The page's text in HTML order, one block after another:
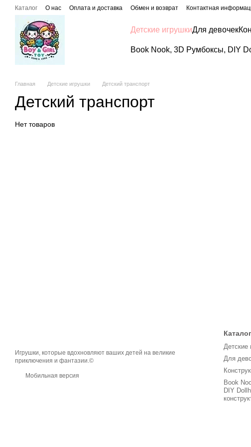
Перейти к основному контенту
Каталог О нас Оплата и доставка Обмен и возврат Контактная
Детские игрушкиДля девочек
Book Nook, 3D Румбоксы, DIY
Главная Детские игрушки Детский транспорт
Детский транспорт
Нет товаров
Игрушки, которые вдохновляют ваших детей на великие
приключения и фантазии.©
Мобильная версия
Каталог
Детские
Для
Book
DIY